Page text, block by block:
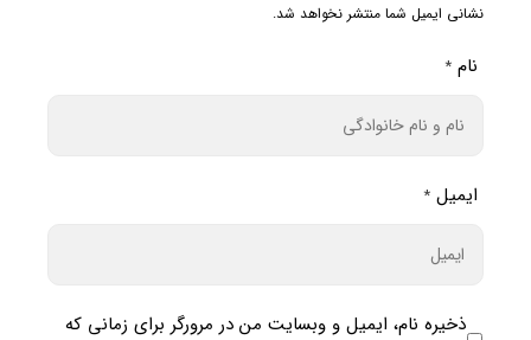
نشانی ایمیل شما منتشر نخواهد شد.
نام *
ایمیل *
ذخیره نام، ایمیل و وبسایت من در مرورگر برای زمانی که